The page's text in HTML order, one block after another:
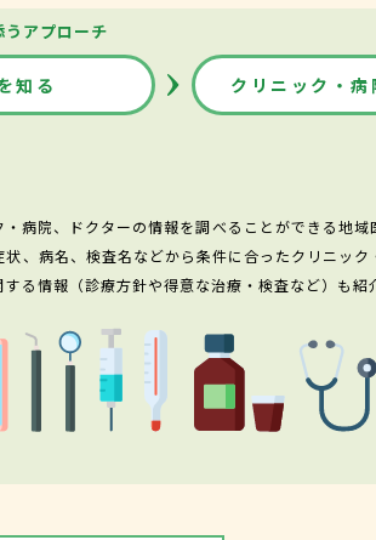
アプローチ
知る クリニック・病
病院、ドクターの情報を調べることができる地域
病名、検査名などから条件に合ったクリニック
る情報（診療方針や得意な治療・検査など）も紹